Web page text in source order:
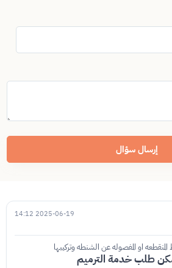
إرسال سؤال
2025-06-19 14:12
او المفصوله عن الشنطه وتركيبها
طلب خدمة الترميم